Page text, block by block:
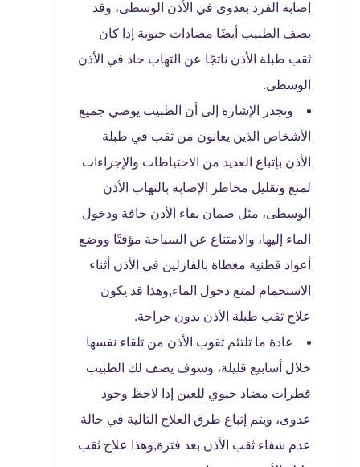
إصابة الفرد بعدوى في الأذن الوسطى، وقد
يصف الطبيب أيضًا مضادات حيوية إذا كان
ثقب طبلة الأذن ناتجًا عن التهاب حاد في الأذن
الوسطى.
وتجدر الإشارة إلى أن الطبيب يوصي جميع
الأشخاص الذين يعانون من ثقب في طبلة
الأذن بإتباع العديد من الاحتياطات والإجراءات
لمنع وتقليل مخاطر الإصابة بالتهاب الأذن
الوسطى، مثل ضمان بقاء الأذن جافة ودخول
الماء إليها، والامتناع عن السباحة مؤقتًا ووضع
أعواد قطنية مغطاة بالفازلين في الأذن أثناء
الاستحمام لمنع دخول الماء,وهذا قد يكون
علاج ثقب طبلة الأذن بدون جراحة.
عادة ما تلتئم ثقوب الأذن من تلقاء نفسها
خلال أسابيع قليلة، وسوف يصف لك الطبيب
قطرات مضاد حيوي للعين إذا لاحظ وجود
عدوى، ويتم إتباع طرق العلاج التالية في حالة
عدم شفاء ثقب الأذن بعد فترة,وهذا علاج ثقب